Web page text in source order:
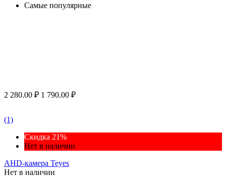
Самые популярные
2 280.00 ₽ 1 790.00 ₽
(1)
Скидка 21%
Нет в наличии
AHD-камера Teyes
Нет в наличии